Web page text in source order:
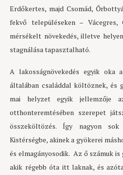
Erdőkertes, majd Csomád,
fekvő településeken – Vácegres,
mérsékelt növekedés, illetve
stagnálása tapasztalható.
A lakosságnövekedés egyik oka
általában családdal költöznek, és
mai helyzet egyik jellemzője
otthonteremtésében szerepet
összeköltözés. Így nagyon
Kistérségbe, akinek a gyökerei
és elmagányosodik. Az ő számuk
akik régebb óta itt laknak, és